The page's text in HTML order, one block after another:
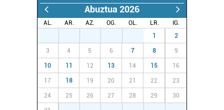
Abuztua 2026
AL. AR. AZ. OG. OL. LR.
IG.
1 2
3 4 5 6 7 8 9
10 11 12 13 14 15 16
17 18 19 20 21 22 23
24 25 26 27 28 29 30